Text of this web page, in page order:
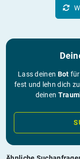
Lass deinen Bot
fest und lehn dich
deinen